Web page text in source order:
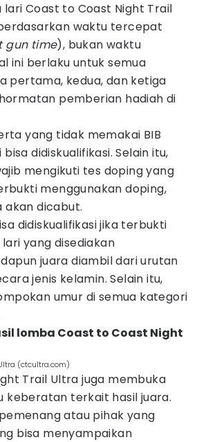
Coast to Coast Night Trail
waktu tercepat
gun time), bukan waktu
ini berlaku untuk semua
pertama, kedua, dan ketiga
pemberian hadiah di
yang tidak memakai BIB
didiskualifikasi. Selain itu,
mengikuti tes doping yang
menggunakan doping,
akan dicabut.
didiskualifikasi jika terbukti
yang disediakan
juara diambil dari urutan
jenis kelamin. Selain itu,
umur di semua kategori
lomba Coast to Coast Night
(ctcultra.com)
Trail Ultra juga membuka
keberatan terkait hasil juara.
atau pihak yang
bisa menyampaikan